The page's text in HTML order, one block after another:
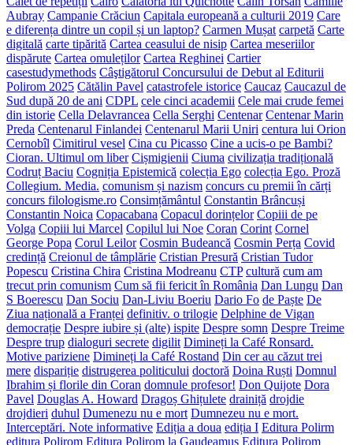
Aubray Campanie Crăciun Capitala europeană a culturii 2019 Care
e diferența dintre un copil și un laptop? Carmen Mușat carpetă Carte
digitală carte tipărită Cartea ceasului de nisip Cartea meseriilor
dispărute Cartea omuleților Cartea Reghinei Cartier
casestudymethods Câştigătorul Concursului de Debut al Editurii
Polirom 2025 Cătălin Pavel catastrofele istorice Caucaz Caucazul de
Sud după 20 de ani CDPL cele cinci academii Cele mai crude femei
din istorie Cella Delavrancea Cella Serghi Centenar Centenar Marin
Preda Centenarul Finlandei Centenarul Marii Uniri centura lui Orion
Cernobîl Cimitirul vesel Cina cu Picasso Cine a ucis-o pe Bambi?
Cioran. Ultimul om liber Cișmigienii Ciuma civilizația tradițională
Codruț Baciu Cogniția Epistemică colecția Ego colecția Ego. Proză
Collegium. Media. comunism și nazism concurs cu premii în cărți
concurs filologisme.ro Consimțământul Constantin Brâncuși
Constantin Noica Copacabana Copacul dorințelor Copiii de pe
Volga Copiii lui Marcel Copilul lui Noe Coran Corint Cornel
George Popa Corul Leilor Cosmin Budeancă Cosmin Perța Covid
credință Creionul de tâmplărie Cristian Presură Cristian Tudor
Popescu Cristina Chira Cristina Modreanu CTP cultură cum am
trecut prin comunism Cum să fii fericit în România Dan Lungu Dan
S Boerescu Dan Sociu Dan-Liviu Boeriu Dario Fo de Paște De
Ziua națională a Franței definitiv. o trilogie Delphine de Vigan
democrație Despre iubire și (alte) ispite Despre somn Despre Treime
Despre trup dialoguri secrete digilit Dimineți la Café Ronsard.
Motive pariziene Dimineți la Café Rostand Din cer au căzut trei
mere dispariție distrugerea politicului doctoră Doina Ruști Domnul
Ibrahim și florile din Coran domnule profesor! Don Quijote Dora
Pavel Douglas A. Howard Dragoș Ghițulete drainiță drojdie
drojdieri duhul Dumenezu nu e mort Dumnezeu nu e mort.
Interceptări. Note informative Ediția a doua ediția I Editura Polirm
editura Polirom Editura Polirom la Gaudeamus Editura Polirom